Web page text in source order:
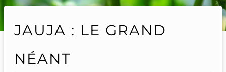
JAUJA : LE GRAND
NÉANT